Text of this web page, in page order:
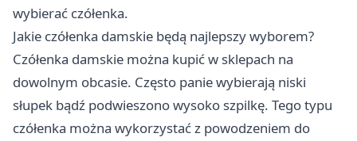
wybierać czółenka.
Jakie czółenka damskie będą najlepszy wyborem?
Czółenka damskie można kupić w sklepach na
dowolnym obcasie. Często panie wybierają niski
słupek bądź podwieszono wysoko szpilkę. Tego typu
czółenka można wykorzystać z powodzeniem do